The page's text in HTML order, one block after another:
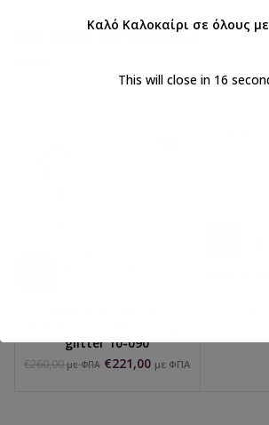
ΣΧΕΤΙΚΆ ΠΡΟΪΌΝΤΑ
glitter 10-090
€260,00 με ΦΠΑ €221,00 με ΦΠΑ
Καλό Καλοκαίρι σε όλους
This will close in 16